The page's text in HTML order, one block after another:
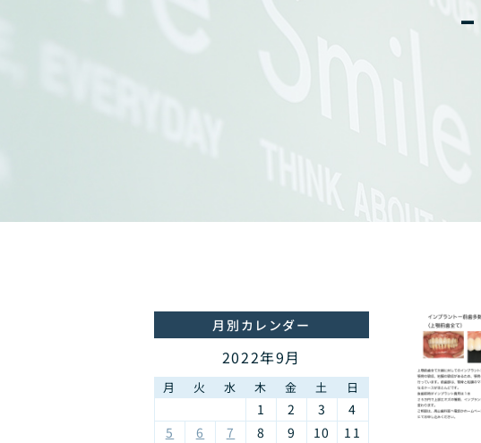
月別カレンダー
2022年9月
月 火 水 木 金 土 日
1 2 3
4
5
6 7 8 9 10
11